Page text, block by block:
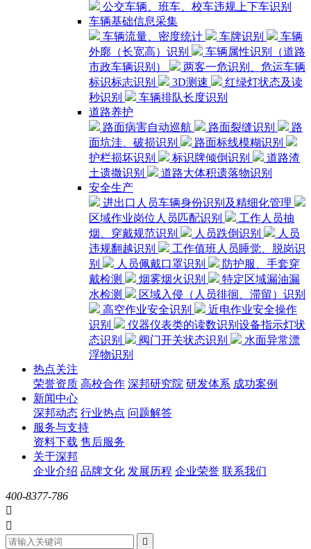
公交车辆、班车、校车违规上下车识别
车辆基础信息采集
车辆流量、密度统计
车牌识别
车辆
外廓（长宽高）识别
车辆属性识别（道路
市政车辆识别）
两客一危识别、危运车辆
标识标志识别
3D测速
红绿灯状态及读
秒识别
车辆排队长度识别
道路养护
路面病害自动巡航
路面裂缝识别
路
面坑洼、破损识别
路面标线模糊识别
护栏损坏识别
标识牌倾倒识别
道路渣
土遗撒识别
道路大体积遗落物识别
安全生产
进出口人员车辆身份识别及精细化管理
区域作业岗位人员匹配识别
工作人员抽
烟、穿戴规范识别
人员跌倒识别
人员
违规翻越识别
工作值班人员睡觉、脱岗识
别
人员佩戴口罩识别
防护服、手套穿
戴检测
烟雾烟火识别
特定区域漏油漏
水检测
区域入侵（人员徘徊、滞留）识别
高空作业安全识别
近电作业安全操作
识别
仪器仪表类的读数识别设备指示灯状
态识别
阀门开关状态识别
水面异常漂
浮物识别
热点关注
荣誉资质 高校合作 深邦研究院 研发体系 成功案例
新闻中心
深邦动态 行业热点 问题解答
服务与支持
资料下载 售后服务
关于深邦
企业介绍 品牌文化 发展历程 企业荣誉 联系我们
400-8377-786


